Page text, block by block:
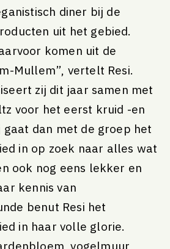
diner bij de
uit het gebied.
komen uit de
Mullem”, vertelt Resi.
zij dit jaar samen met
voor het eerst kruid -en
dan met de groep het
in op zoek naar alles wat
ook nog eens lekker en
kennis van
benut Resi het
in haar volle glorie.
vogelmuur,